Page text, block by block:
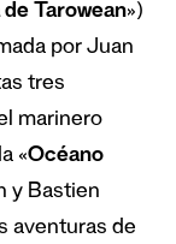
de Tarowean»)
por Juan
tres
marinero
«Océano
y Bastien
aventuras de